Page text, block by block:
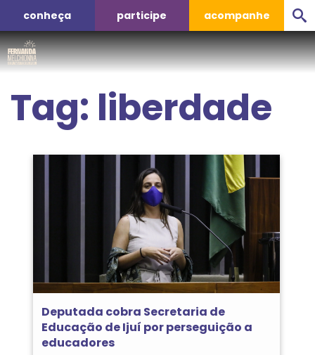
conheça participe acompanhe
Tag: liberdade
Deputada cobra Secretaria de
Educação de Ijuí por perseguição a
educadores